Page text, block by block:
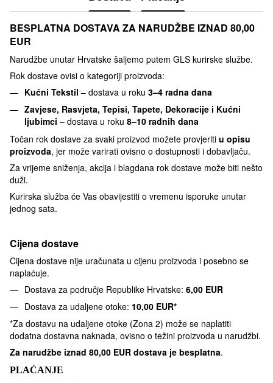
BESPLATNA DOSTAVA ZA NARUDŽBE IZNAD 80,00
EUR
Narudžbe unutar Hrvatske šaljemo putem GLS kurirske službe.
Rok dostave ovisi o kategoriji proizvoda:
Kućni Tekstil – dostava u roku 3–4 radna dana
Zavjese, Rasvjeta, Tepisi, Tapete, Dekoracije i Kućni
ljubimci – dostava u roku 8–10 radnih dana
Točan rok dostave za svaki proizvod možete provjeriti u opisu
proizvoda, jer može varirati ovisno o dostupnosti i dobavljaču.
Za vrijeme sniženja, akcija i blagdana rok dostave može biti nešto
duži.
Kurirska služba će Vas obavijestiti o vremenu isporuke unutar
jednog sata.
Cijena dostave
Cijena dostave nije uračunata u cijenu proizvoda i posebno se
naplaćuje.
Dostava za područje Republike Hrvatske: 6,00 EUR
Dostava za udaljene otoke: 10,00 EUR*
*Za dostavu na udaljene otoke (Zona 2) može se naplatiti
dodatna dostavna naknada, ovisno o težini proizvoda u narudžbi.
Za narudžbe iznad 80,00 EUR dostava je besplatna.
PLAĆANJE